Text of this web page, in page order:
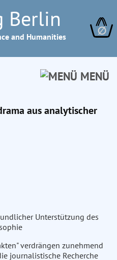
Berlin
and Humanities ∅
MENÜ
aus analytischer
Unterstützung des
verdrängen zunehmend
journalistische Recherche